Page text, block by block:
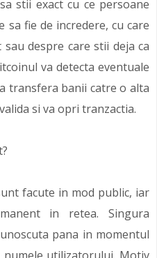
stii exact cu ce persoane
fie de incredere, cu care
despre care stii deja ca
va detecta eventuale
transfera banii catre o alta
si va opri tranzactia.
facute in mod public, iar
in retea. Singura
pana in momentul